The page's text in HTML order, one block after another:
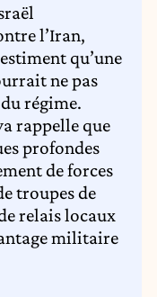
l’Iran,
qu’une
ne pas
régime.
rappelle que
profondes
de forces
troupes de
relais locaux
militaire